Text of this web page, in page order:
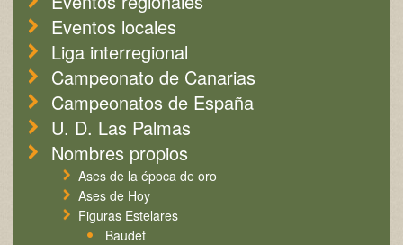
Eventos locales
Liga interregional
Campeonato de Canarias
Campeonatos de España
U. D. Las Palmas
Nombres propios
Ases de la época de oro
Ases de Hoy
Figuras Estelares
Baudet